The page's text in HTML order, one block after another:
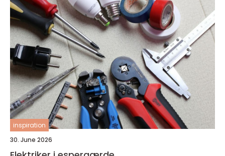
inspiration
30. June 2026